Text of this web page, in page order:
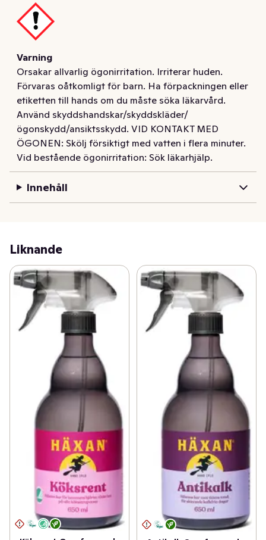
Varning
Orsakar allvarlig ögonirritation. Irriterar huden.
Förvaras oåtkomligt för barn. Ha förpackningen eller
etiketten till hands om du måste söka läkarvård.
Använd skyddshandskar/skyddskläder/
ögonskydd/ansiktsskydd. VID KONTAKT MED
ÖGONEN: Skölj försiktigt med vatten i flera minuter.
Vid bestående ögonirritation: Sök läkarhjälp.
Innehåll
Liknande